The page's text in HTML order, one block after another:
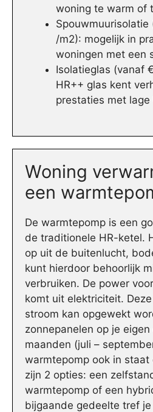
woning te warm of
/m2): mogelijk in
woningen met een
Isolatieglas (vanaf
HR++ glas kent
prestaties met
Woning
een
De warmtepomp is een
de traditionele HR-ketel.
op uit de buitenlucht,
kunt hierdoor behoorlijk
verbruiken. De power
komt uit elektriciteit.
stroom kan opgewekt
zonnepanelen op je
maanden (juli –
warmtepomp ook in staat
zijn 2 opties: een
warmtepomp of een
bijgaande gedeelte tref